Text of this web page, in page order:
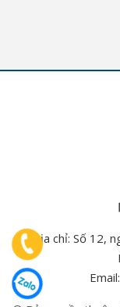
Địa chỉ: Số 12,
Email: